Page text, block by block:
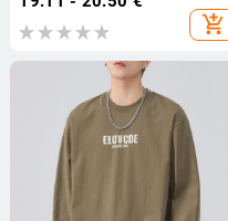
γεωμετρικό σχέδιο, ανάλαφρο για
το καλοκαίρι 2025
add_shopping_cart